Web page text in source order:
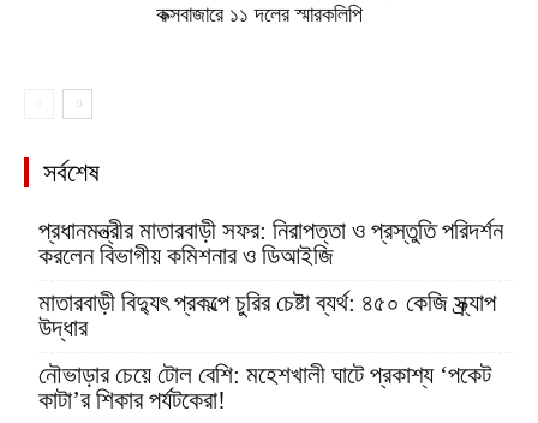
কক্সবাজারে ১১ দলের স্মারকলিপি
সর্বশেষ
প্রধানমন্ত্রীর মাতারবাড়ী সফর: নিরাপত্তা ও প্রস্তুতি পরিদর্শন
করলেন বিভাগীয় কমিশনার ও ডিআইজি
মাতারবাড়ী বিদ্যুৎ প্রকল্পে চুরির চেষ্টা ব্যর্থ: ৪৫০ কেজি স্ক্র্যাপ
উদ্ধার
নৌভাড়ার চেয়ে টোল বেশি: মহেশখালী ঘাটে প্রকাশ্য ‘পকেট
কাটা’র শিকার পর্যটকেরা!